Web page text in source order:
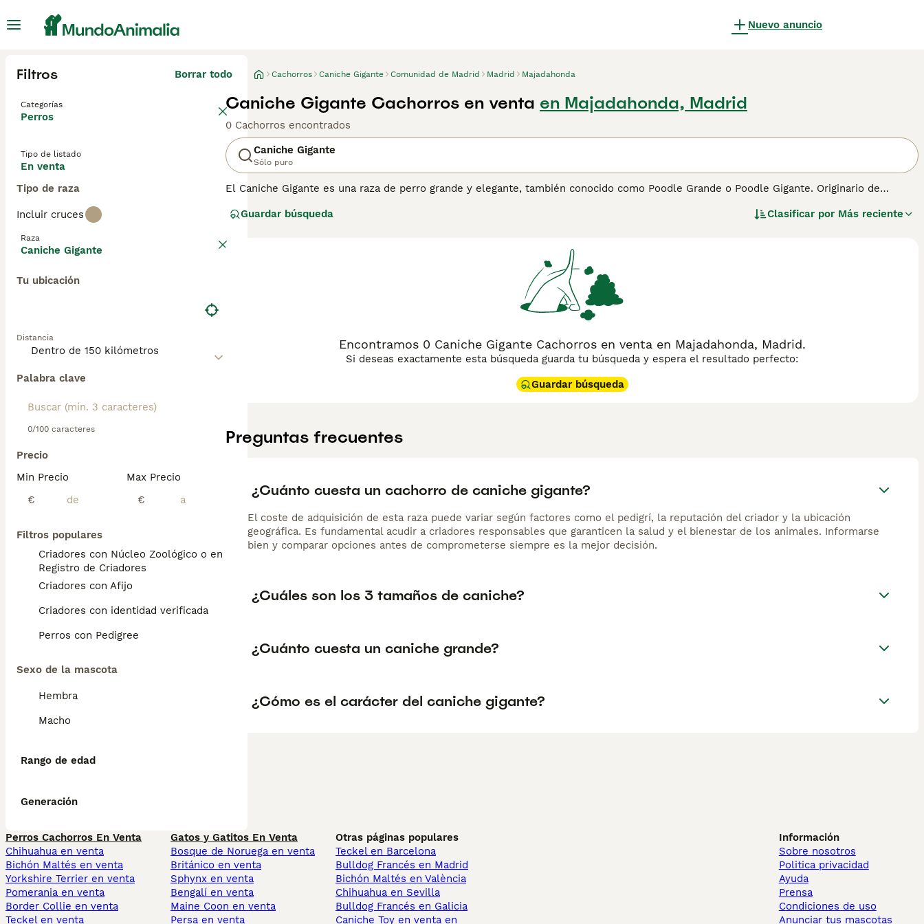
Nuevo anuncio
Filtros Borrar todo
Categorías
Perros
Tipo de listado
En venta
Tipo de raza
Incluir cruces
Raza
Caniche Gigante
Tu ubicación
Distancia
Palabra clave
0/100 caracteres
Precio
Min Precio
€
Max Precio
€
Filtros populares
Criadores con Núcleo Zoológico o en el
Registro de Criadores
Criadores con Afijo
Criadores con identidad verificada
Perros con Pedigree
Sexo de la mascota
Hembra
Macho
Rango de edad
Generación
Cachorros Caniche Gigante Comunidad de Madrid Madrid Majadahonda
Caniche Gigante Cachorros en venta en Majadahonda, Madrid
0 Cachorros encontrados
Caniche Gigante
Sólo puro
El Caniche Gigante es una raza de perro grande y elegante, también conocido como Poodle Grande o Poodle Gigante. Originario de
y agilidad características de la raza, siendo un excelente compañero tanto para actividades al aire libre como para la vida en el hogar. Su
un temperamento equilibrado y una presencia imponente.
Guardar búsqueda Clasificar por Más reciente
Encontramos 0 Caniche Gigante Cachorros en venta en Majadahonda, Madrid.
Si deseas exactamente esta búsqueda guarda tu búsqueda y espera el resultado perfecto:
Guardar búsqueda
Preguntas frecuentes
¿Cuánto cuesta un cachorro de caniche gigante?
El coste de adquisición de esta raza puede variar según factores como el pedigrí, la reputación del criador y la ubicación
geográfica. Es fundamental acudir a criadores responsables que garanticen la salud y el bienestar de los animales. Informarse
bien y comparar opciones antes de comprometerse siempre es la mejor decisión.
¿Cuáles son los 3 tamaños de caniche?
¿Cuánto cuesta un caniche grande?
¿Cómo es el carácter del caniche gigante?
Perros Cachorros En Venta
Chihuahua en venta
Bichón Maltés en venta
Yorkshire Terrier en venta
Pomerania en venta
Border Collie en venta
Teckel en venta
Gatos y Gatitos En Venta
Bosque de Noruega en venta
Británico en venta
Sphynx en venta
Bengalí en venta
Maine Coon en venta
Persa en venta
Otras páginas populares
Teckel en Barcelona
Bulldog Francés en Madrid
Bichón Maltés en València
Chihuahua en Sevilla
Bulldog Francés en Galicia
Caniche Toy en venta en
Información
Sobre nosotros
Politica privacidad
Ayuda
Prensa
Condiciones de uso
Anunciar tus mascotas